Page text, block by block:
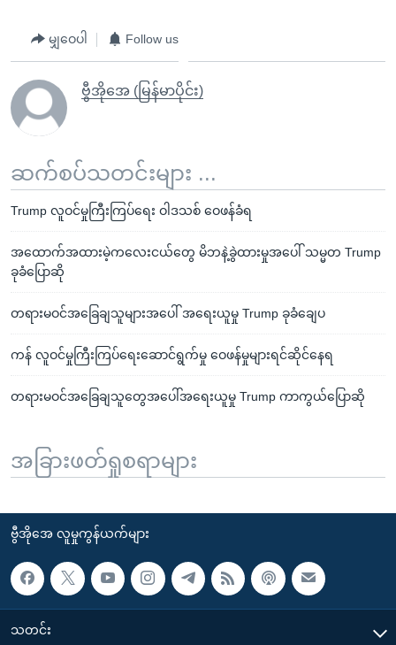
မျှဝေပါ Follow us
ဗွီအိုအေ (မြန်မာပိုင်း)
ဆက်စပ်သတင်းများ ...
Trump လူဝင်မှုကြီးကြပ်ရေး ဝါဒသစ် ဝေဖန်ခံရ
အထောက်အထားမဲ့ကလေးငယ်တွေ မိဘနဲ့ခွဲထားမှုအပေါ် သမ္မတ Trump
ခုခံပြောဆို
တရားမဝင်အခြေချသူများအပေါ် အရေးယူမှု Trump ခုခံချေပ
ကန် လူဝင်မှုကြီးကြပ်ရေးဆောင်ရွက်မှု ဝေဖန်မှုများရင်ဆိုင်နေရ
တရားမဝင်အခြေချသူတွေအပေါ်အရေးယူမှု Trump ကာကွယ်ပြောဆို
အခြားဖတ်ရှုစရာများ
ဗွီအိုအေ လူမှုကွန်ယက်များ
သတင်း